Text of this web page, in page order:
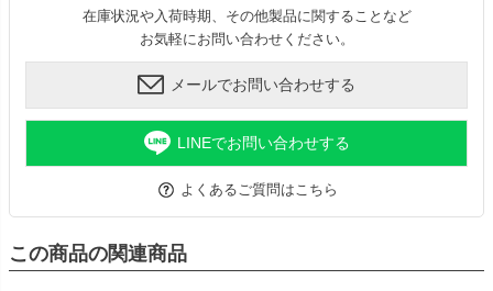
在庫状況や入荷時期、その他製品に関することなど
お気軽にお問い合わせください。
メールでお問い合わせする
LINEでお問い合わせする
よくあるご質問はこちら
この商品の関連商品